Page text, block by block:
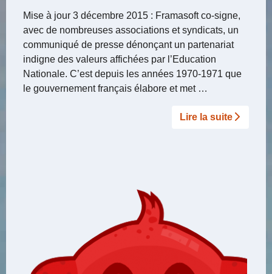
Mise à jour 3 décembre 2015 : Framasoft co-signe,
avec de nombreuses associations et syndicats, un
communiqué de presse dénonçant un partenariat
indigne des valeurs affichées par l’Education
Nationale. C’est depuis les années 1970-1971 que
le gouvernement français élabore et met …
Lire la suite­­